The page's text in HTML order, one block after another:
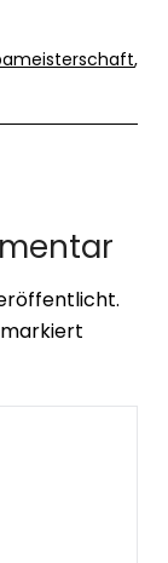
,
markiert